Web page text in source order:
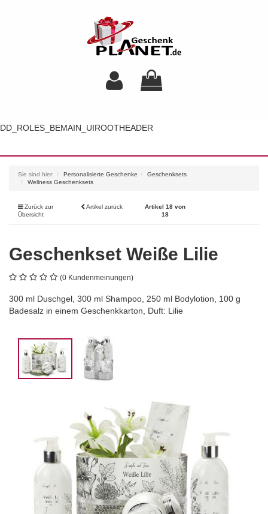
DD_ROLES_BEMAIN_UIROOTHEADER
Sie sind hier: Personalisierte Geschenke
Geschenksets
Wellness Geschenksets
Zurück zur
Übersicht
Artikel zurück
Artikel 18 von
18
Geschenkset Weiße Lilie
(0 Kundenmeinungen)
300 ml Duschgel, 300 ml Shampoo, 250 ml Bodylotion, 100 g
Badesalz in einem Geschenkkarton, Duft: Lilie